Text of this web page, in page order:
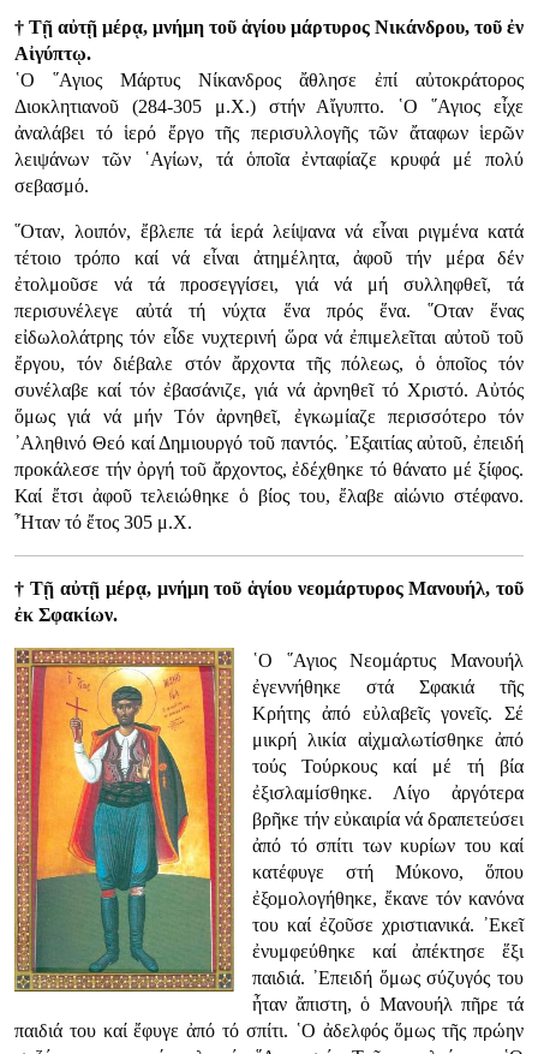
† Τῇ αὐτῇ μέρᾳ, μνήμη τοῦ ἁγίου μάρτυρος Νικάνδρου, τοῦ ἐν
Αἰγύπτῳ.
῾Ο ῞Αγιος Μάρτυς Νίκανδρος ἄθλησε ἐπί αὐτοκράτορος
Διοκλητιανοῦ (284-305 μ.Χ.) στήν Αἴγυπτο. ῾Ο ῞Αγιος εἶχε
ἀναλάβει τό ἱερό ἔργο τῆς περισυλλογῆς τῶν ἄταφων ἱερῶν
λειψάνων τῶν ῾Αγίων, τά ὁποῖα ἐνταφίαζε κρυφά μέ πολύ
σεβασμό.
῞Οταν, λοιπόν, ἔβλεπε τά ἱερά λείψανα νά εἶναι ριγμένα κατά
τέτοιο τρόπο καί νά εἶναι ἀτημέλητα, ἀφοῦ τήν μέρα δέν
ἐτολμοῦσε νά τά προσεγγίσει, γιά νά μή συλληφθεῖ, τά
περισυνέλεγε αὐτά τή νύχτα ἕνα πρός ἕνα. ῞Οταν ἕνας
εἰδωλολάτρης τόν εἶδε νυχτερινή ὥρα νά ἐπιμελεῖται αὐτοῦ τοῦ
ἔργου, τόν διέβαλε στόν ἄρχοντα τῆς πόλεως, ὁ ὁποῖος τόν
συνέλαβε καί τόν ἐβασάνιζε, γιά νά ἀρνηθεῖ τό Χριστό. Αὐτός
ὅμως γιά νά μήν Τόν ἀρνηθεῖ, ἐγκωμίαζε περισσότερο τόν
᾿Αληθινό Θεό καί Δημιουργό τοῦ παντός. ᾿Εξαιτίας αὐτοῦ, ἐπειδή
προκάλεσε τήν ὀργή τοῦ ἄρχοντος, ἐδέχθηκε τό θάνατο μέ ξίφος.
Καί ἔτσι ἀφοῦ τελειώθηκε ὁ βίος του, ἔλαβε αἰώνιο στέφανο.
῏Ηταν τό ἔτος 305 μ.Χ.
† Τῇ αὐτῇ μέρᾳ, μνήμη τοῦ ἁγίου νεομάρτυρος Μανουήλ, τοῦ
ἐκ Σφακίων.
῾Ο ῞Αγιος Νεομάρτυς Μανουήλ
ἐγεννήθηκε στά Σφακιά τῆς
Κρήτης ἀπό εὐλαβεῖς γονεῖς. Σέ
μικρή λικία αἰχμαλωτίσθηκε ἀπό
τούς Τούρκους καί μέ τή βία
ἐξισλαμίσθηκε. Λίγο ἀργότερα
βρῆκε τήν εὐκαιρία νά δραπετεύσει
ἀπό τό σπίτι των κυρίων του καί
κατέφυγε στή Μύκονο, ὅπου
ἐξομολογήθηκε, ἔκανε τόν κανόνα
του καί ἐζοῦσε χριστιανικά. ᾿Εκεῖ
ἐνυμφεύθηκε καί ἀπέκτησε ἕξι
παιδιά. ᾿Επειδή ὅμως σύζυγός του
ἦταν ἄπιστη, ὁ Μανουήλ πῆρε τά
παιδιά του καί ἔφυγε ἀπό τό σπίτι. ῾Ο ἀδελφός ὅμως τῆς πρώην